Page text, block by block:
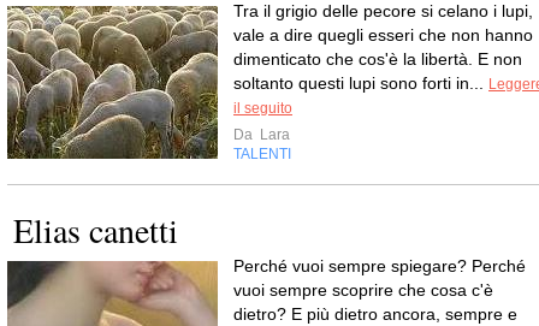
Tra il grigio delle pecore si celano i lupi,
vale a dire quegli esseri che non hanno
dimenticato che cos'è la libertà. E non
soltanto questi lupi sono forti in...
il seguito
Da Lara
TALENTI
Elias canetti
Perché vuoi sempre spiegare? Perché
vuoi sempre scoprire che cosa c'è
dietro? E più dietro ancora, sempre e